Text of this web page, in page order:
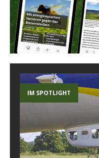
IM SPOTLIGHT